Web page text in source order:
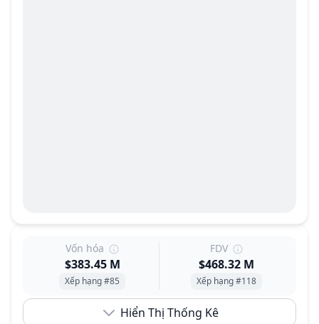
Vốn hóa
$383.45 M
Xếp hạng #85
FDV
$468.32 M
Xếp hạng #118
Hiển Thị Thống Kê